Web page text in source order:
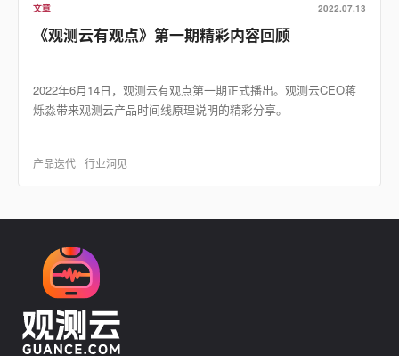
文章 2022.07.13
《观测云有观点》第一期精彩内容回顾
2022年6月14日，观测云有观点第一期正式播出。观测云CEO蒋
烁淼带来观测云产品时间线原理说明的精彩分享。
产品迭代 行业洞见